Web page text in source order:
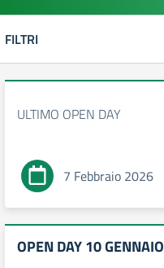
FILTRI
ULTIMO OPEN DAY
7 Febbraio 2026
OPEN DAY 10 GENNAIO